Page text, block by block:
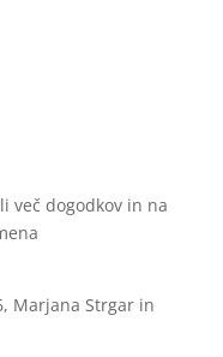
več dogodkov in na
Marjana Strgar in